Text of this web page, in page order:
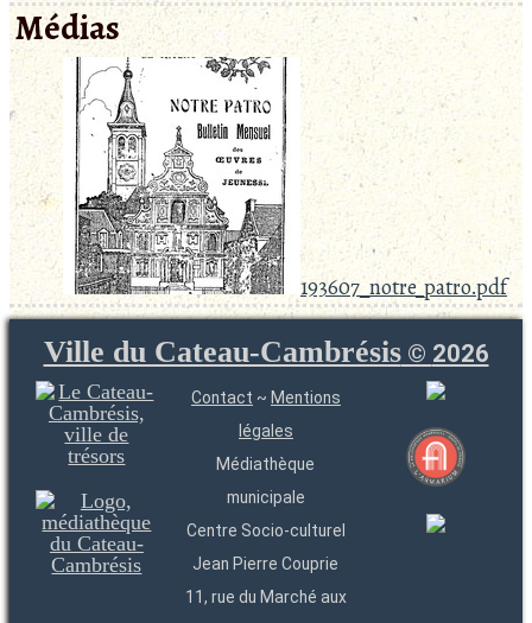
Médias
193607_notre_patro.pdf
Ville du Cateau-Cambrésis© 2026
Contact ~ Mentions
légales
Médiathèque
municipale
Centre Socio-culturel
Jean Pierre Couprie
11, rue du Marché aux